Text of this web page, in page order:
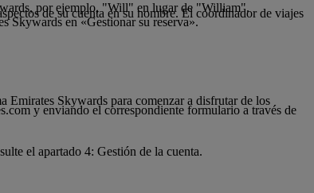
por ejemplo, "Will" en lugar de "William".
Skywards en «Gestionar su reserva».
de su cuenta en su nombre. El coordinador de viajes
y enviando el correspondiente formulario a través de
el apartado 4: Gestión de la cuenta.
Emirates Skywards para comenzar a disfrutar de los